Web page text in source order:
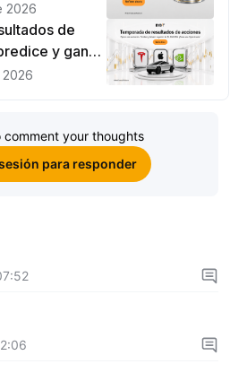
2026
de
y gana
2026
comment your thoughts
para responder